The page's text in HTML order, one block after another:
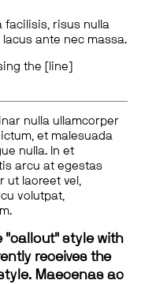
facilisis, risus nulla
ante nec massa.
the [line]
nulla ullamcorper
et malesuada
nulla. In et
arcu at egestas
ut laoreet vel,
volutpat,
"callout" style with
receives the
Maecenas ac